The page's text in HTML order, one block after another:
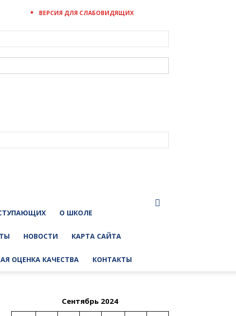
ВЕРСИЯ ДЛЯ СЛАБОВИДЯЩИХ
О ШКОЛЕ
НОВОСТИ КАРТА САЙТА
ОЦЕНКА КАЧЕСТВА КОНТАКТЫ
Сентябрь 2024